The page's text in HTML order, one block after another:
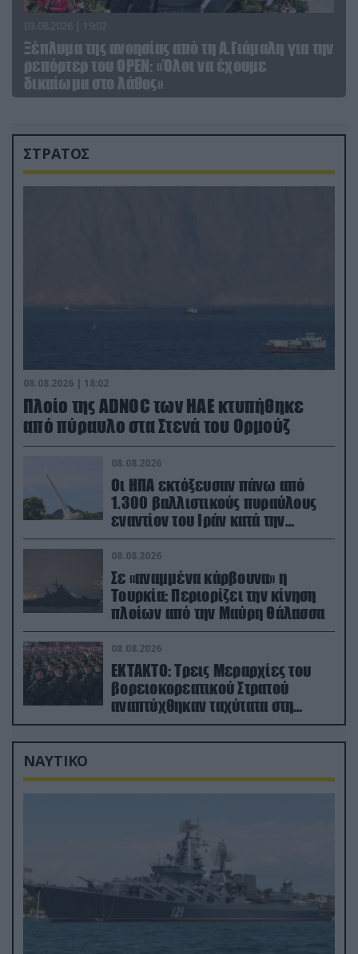
03.08.2026 | 19:02
Ξέπλυμα της ανοησίας από τη Α.Γιάμαλη για την
ρεπόρτερ του ΟΡΕΝ: «Όλοι να έχουμε
δικαίωμα στο λάθος»
ΣΤΡΑΤΟΣ
08.08.2026 | 18:02
Πλοίο της ADNOC των ΗΑΕ κτυπήθηκε
από πύραυλο στα Στενά του Ορμούζ
08.08.2026
Οι ΗΠΑ εκτόξευσαν πάνω από
1.300 βαλλιστικούς πυραύλους
εναντίον του Ιράν κατά την
διάρκεια του πολέμου
08.08.2026
Σε «αναμμένα κάρβουνα» η
Τουρκία: Περιορίζει την κίνηση
πλοίων από την Μαύρη Θάλασσα
08.08.2026
ΕΚΤΑΚΤΟ: Τρεις Μεραρχίες του
βορειοκορεατικού Στρατού
αναπτύχθηκαν ταχύτατα στη
Ρωσία
ΝΑΥΤΙΚΟ